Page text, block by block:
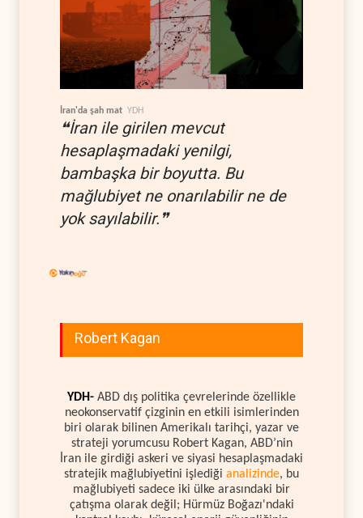
İran'da şah mat YDH
❝İran ile girilen mevcut
hesaplaşmadaki yenilgi,
bambaşka bir boyutta. Bu
mağlubiyet ne onarılabilir ne de
yok sayılabilir.❞
Robert Kagan
YDH- ABD dış politika çevrelerinde özellikle
neokonservatif çizginin en etkili isimlerinden
biri olarak bilinen Amerikalı tarihçi, yazar ve
strateji yorumcusu Robert Kagan, ABD’nin
İran ile girdiği askeri ve siyasi hesaplaşmadaki
stratejik mağlubiyetini işlediği analizinde, bu
mağlubiyeti sadece iki ülke arasındaki bir
çatışma olarak değil; Hürmüz Boğazı'ndaki